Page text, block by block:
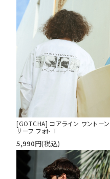
[GOTCHA] コアライン ワントーン
サーフ フォト T
5,990円(税込)